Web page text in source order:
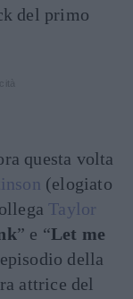
del primo
questa volta
(elogiato
Taylor
” e “Let me
della
attrice del